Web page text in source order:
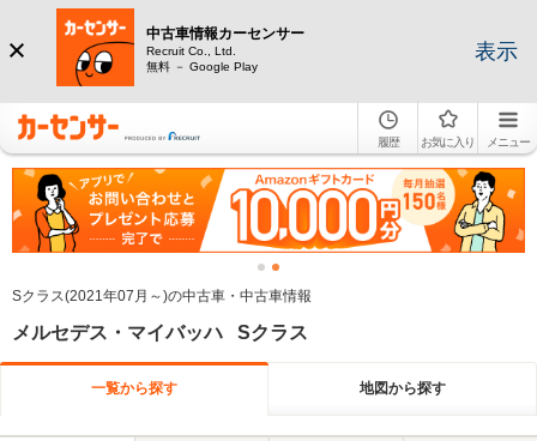
中古車情報カーセンサー
Recruit Co., Ltd.
無料 － Google Play
表示
履歴 お気に入り メニュー
Sクラス(2021年07月～)の中古車・中古車情報
メルセデス・マイバッハ Sクラス
一覧から探す 地図から探す